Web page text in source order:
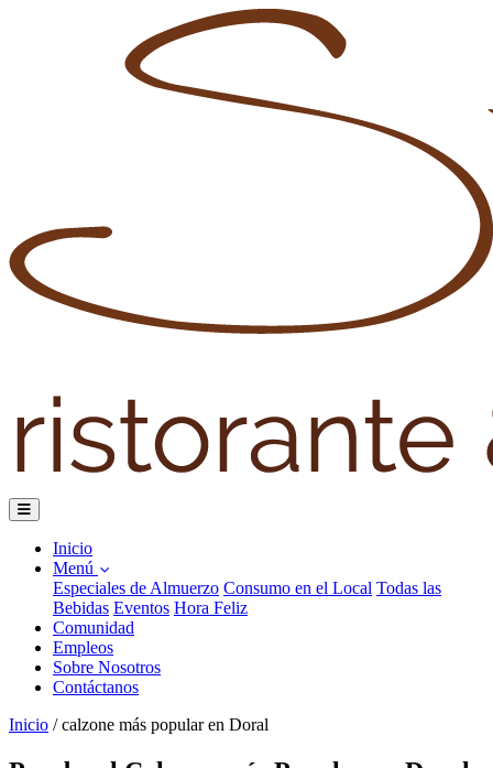
Inicio
Menú
Especiales de Almuerzo Consumo en el Local Todas las
Bebidas Eventos Hora Feliz
Comunidad
Empleos
Sobre Nosotros
Contáctanos
Inicio / calzone más popular en Doral